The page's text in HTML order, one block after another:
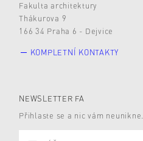
Fakulta architektury
Thákurova 9
166 34 Praha 6 - Dejvice
KOMPLETNÍ KONTAKTY
NEWSLETTER FA
Přihlaste se a nic vám neunikne.